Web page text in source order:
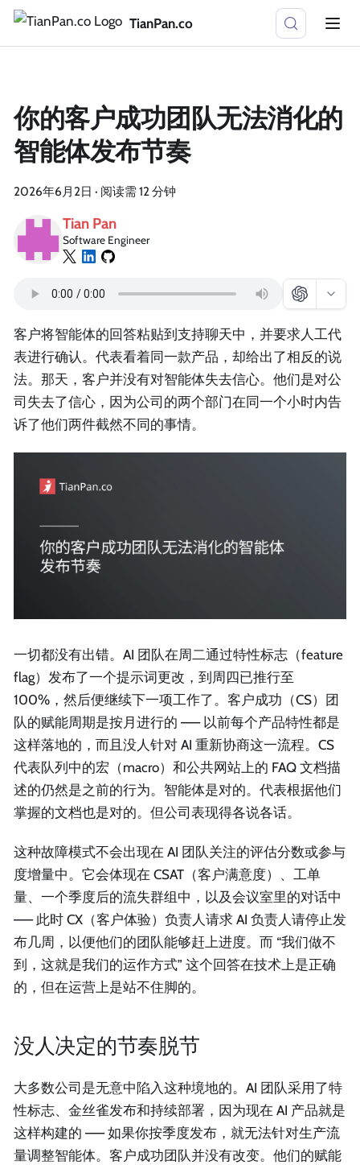
TianPan.co
你的客户成功团队无法消化的
智能体发布节奏
2026年6月2日 · 阅读需 12 分钟
Tian Pan
Software Engineer
客户将智能体的回答粘贴到支持聊天中，并要求人工代
表进行确认。代表看着同一款产品，却给出了相反的说
法。那天，客户并没有对智能体失去信心。他们是对公
司失去了信心，因为公司的两个部门在同一个小时内告
诉了他们两件截然不同的事情。
一切都没有出错。AI 团队在周二通过特性标志（feature
flag）发布了一个提示词更改，到周四已推行至
100%，然后便继续下一项工作了。客户成功（CS）团
队的赋能周期是按月进行的 —— 以前每个产品特性都是
这样落地的，而且没人针对 AI 重新协商这一流程。CS
代表队列中的宏（macro）和公共网站上的 FAQ 文档描
述的仍然是之前的行为。智能体是对的。代表根据他们
掌握的文档也是对的。但公司表现得各说各话。
这种故障模式不会出现在 AI 团队关注的评估分数或参与
度增量中。它会体现在 CSAT（客户满意度）、工单
量、一个季度后的流失群组中，以及会议室里的对话中
—— 此时 CX（客户体验）负责人请求 AI 负责人请停止发
布几周，以便他们的团队能够赶上进度。而 “我们做不
到，这就是我们的运作方式” 这个回答在技术上是正确
的，但在运营上是站不住脚的。
没人决定的节奏脱节
大多数公司是无意中陷入这种境地的。AI 团队采用了特
性标志、金丝雀发布和持续部署，因为现在 AI 产品就是
这样构建的 —— 如果你按季度发布，就无法针对生产流
量调整智能体。客户成功团队并没有改变。他们的赋能